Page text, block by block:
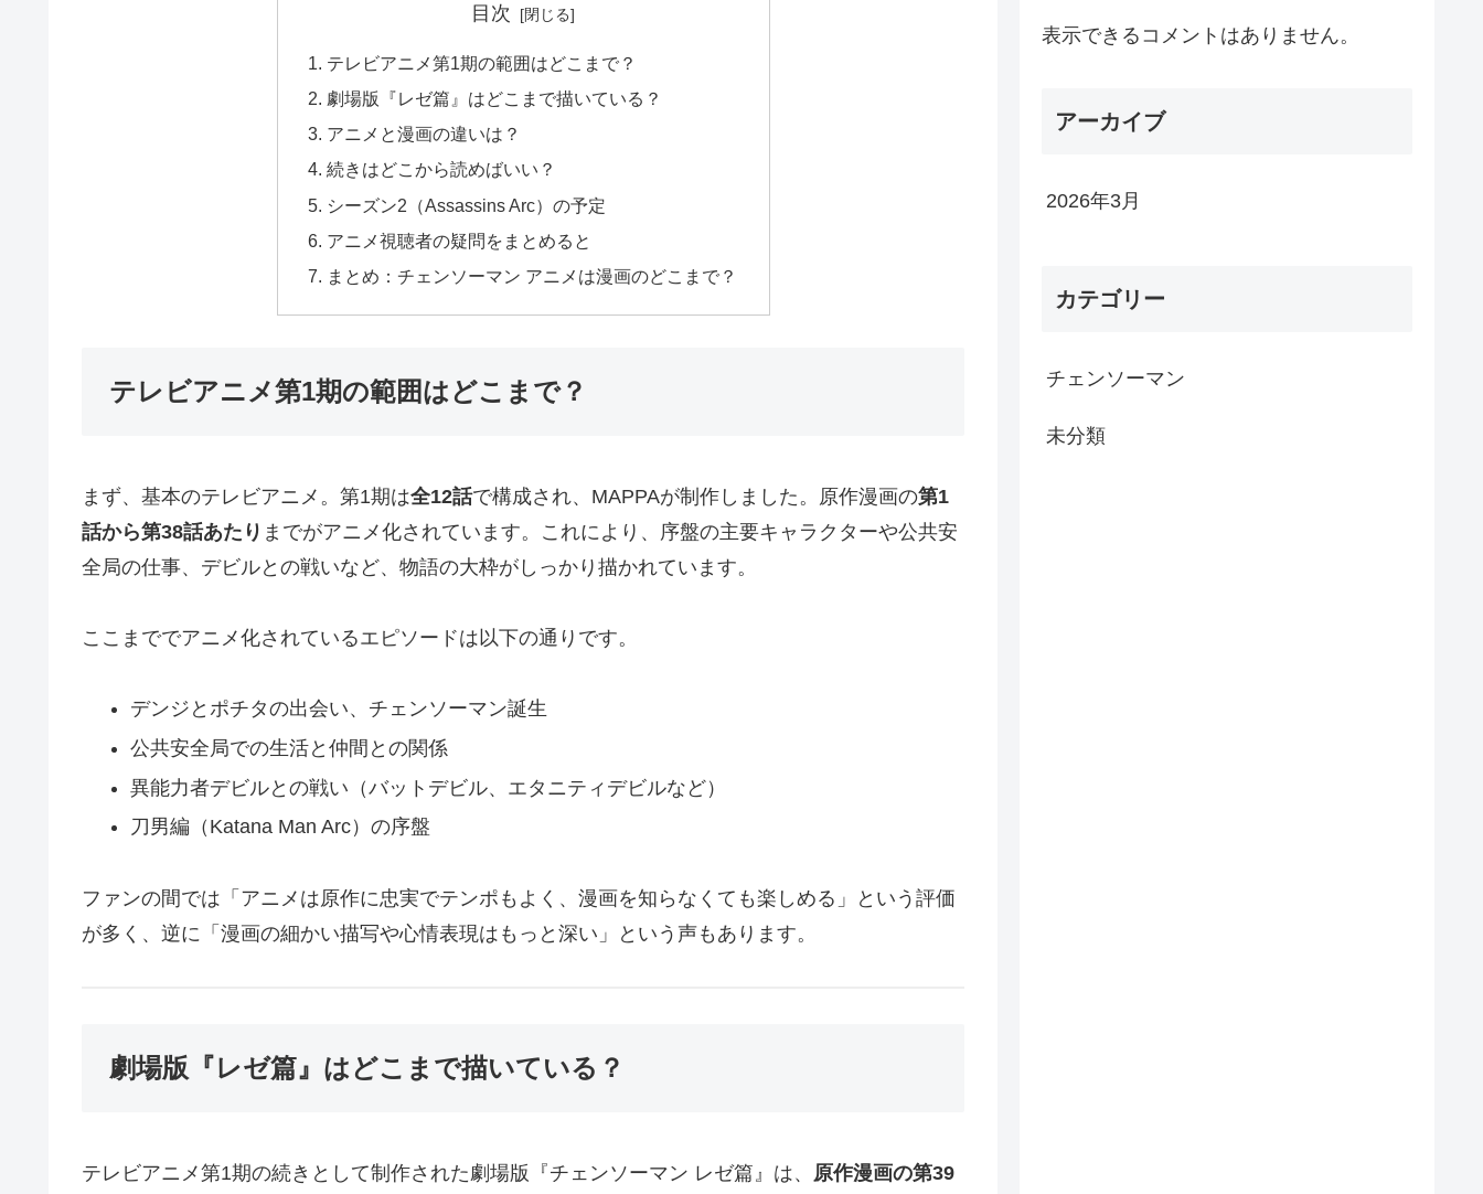
目次
テレビアニメ第1期の範囲はどこまで？
劇場版『レゼ篇』はどこまで描いている？
アニメと漫画の違いは？
続きはどこから読めばいい？
シーズン2（Assassins Arc）の予定
アニメ視聴者の疑問をまとめると
まとめ：チェンソーマン アニメは漫画のどこまで？
テレビアニメ第1期の範囲はどこまで？
まず、基本のテレビアニメ。第1期は全12話で構成され、MAPPAが制作しました。原作漫画の第1
話から第38話あたり までがアニメ化されています。これにより、序盤の主要キャラクターや公共安
全局の仕事、デビルとの戦いなど、物語の大枠がしっかり描かれています。
ここまででアニメ化されているエピソードは以下の通りです。
デンジとポチタの出会い、チェンソーマン誕生
公共安全局での生活と仲間との関係
異能力者デビルとの戦い（バットデビル、エタニティデビルなど）
刀男編（Katana Man Arc）の序盤
ファンの間では「アニメは原作に忠実でテンポもよく、漫画を知らなくても楽しめる」という評価
が多く、逆に「漫画の細かい描写や心情表現はもっと深い」という声もあります。
劇場版『レゼ篇』はどこまで描いている？
テレビアニメ第1期の続きとして制作された劇場版『チェンソーマン レゼ篇』は、 原作漫画の第39
表示できるコメントはありません。
アーカイブ
2026年3月
カテゴリー
チェンソーマン
未分類